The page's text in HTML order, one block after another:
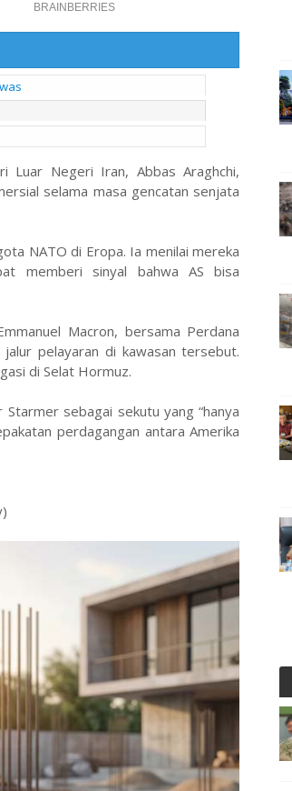
Luar Negeri Iran, Abbas Araghchi,
selama masa gencatan senjata
NATO di Eropa. Ia menilai mereka
memberi sinyal bahwa AS bisa
Macron, bersama Perdana
pelayaran di kawasan tersebut.
di Selat Hormuz.
sebagai sekutu yang “hanya
perdagangan antara Amerika